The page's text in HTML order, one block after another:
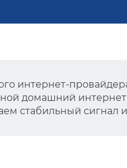
интернет-
домашний
стабильный сигнал